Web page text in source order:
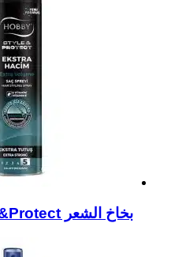
بخاخ الشعر Hobby Style&Protect حجم اكسترا